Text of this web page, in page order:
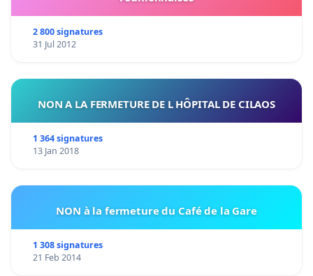
2 800 signatures
31 Jul 2012
NON A LA FERMETURE DE L HÔPITAL DE CILAOS
1 364 signatures
13 Jan 2018
NON à la fermeture du Café de la Gare
1 308 signatures
21 Feb 2014